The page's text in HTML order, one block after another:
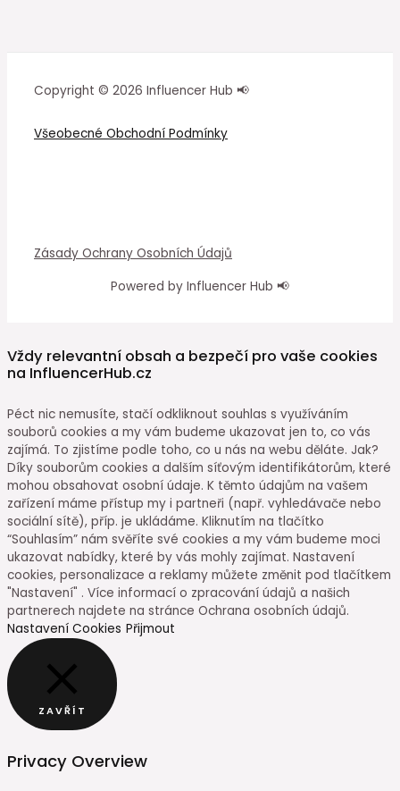
Copyright © 2026 Influencer Hub 📢
Všeobecné Obchodní Podmínky
Zásady Ochrany Osobních Údajů
Powered by Influencer Hub 📢
Vždy relevantní obsah a bezpečí pro vaše cookies
na InfluencerHub.cz
Péct nic nemusíte, stačí odkliknout souhlas s využíváním
souborů cookies a my vám budeme ukazovat jen to, co vás
zajímá. To zjistíme podle toho, co u nás na webu děláte. Jak?
Díky souborům cookies a dalším síťovým identifikátorům, které
mohou obsahovat osobní údaje. K těmto údajům na vašem
zařízení máme přístup my i partneři (např. vyhledávače nebo
sociální sítě), příp. je ukládáme. Kliknutím na tlačítko
“Souhlasím” nám svěříte své cookies a my vám budeme moci
ukazovat nabídky, které by vás mohly zajímat. Nastavení
cookies, personalizace a reklamy můžete změnit pod tlačítkem
"Nastavení" . Více informací o zpracování údajů a našich
partnerech najdete na stránce Ochrana osobních údajů.
Nastavení Cookies Přijmout
ZAVŘÍT
Privacy Overview